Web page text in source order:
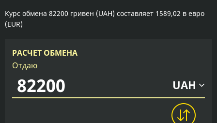
Курс обмена 82200 гривен (UAH) составляет 1589,02 в евро
(EUR)
РАСЧЕТ ОБМЕНА
Отдаю
UAH